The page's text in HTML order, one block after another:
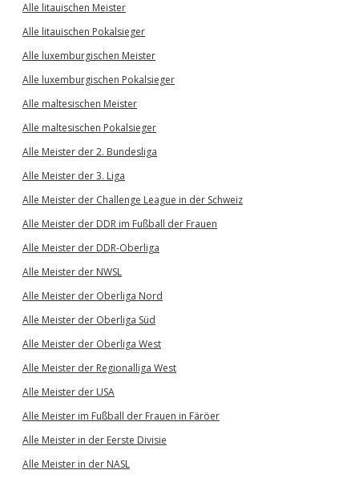
Alle litauischen Meister
Alle litauischen Pokalsieger
Alle luxemburgischen Meister
Alle luxemburgischen Pokalsieger
Alle maltesischen Meister
Alle maltesischen Pokalsieger
Alle Meister der 2. Bundesliga
Alle Meister der 3. Liga
Alle Meister der Challenge League in der Schweiz
Alle Meister der DDR im Fußball der Frauen
Alle Meister der DDR-Oberliga
Alle Meister der NWSL
Alle Meister der Oberliga Nord
Alle Meister der Oberliga Süd
Alle Meister der Oberliga West
Alle Meister der Regionalliga West
Alle Meister der USA
Alle Meister im Fußball der Frauen in Färöer
Alle Meister in der Eerste Divisie
Alle Meister in der NASL